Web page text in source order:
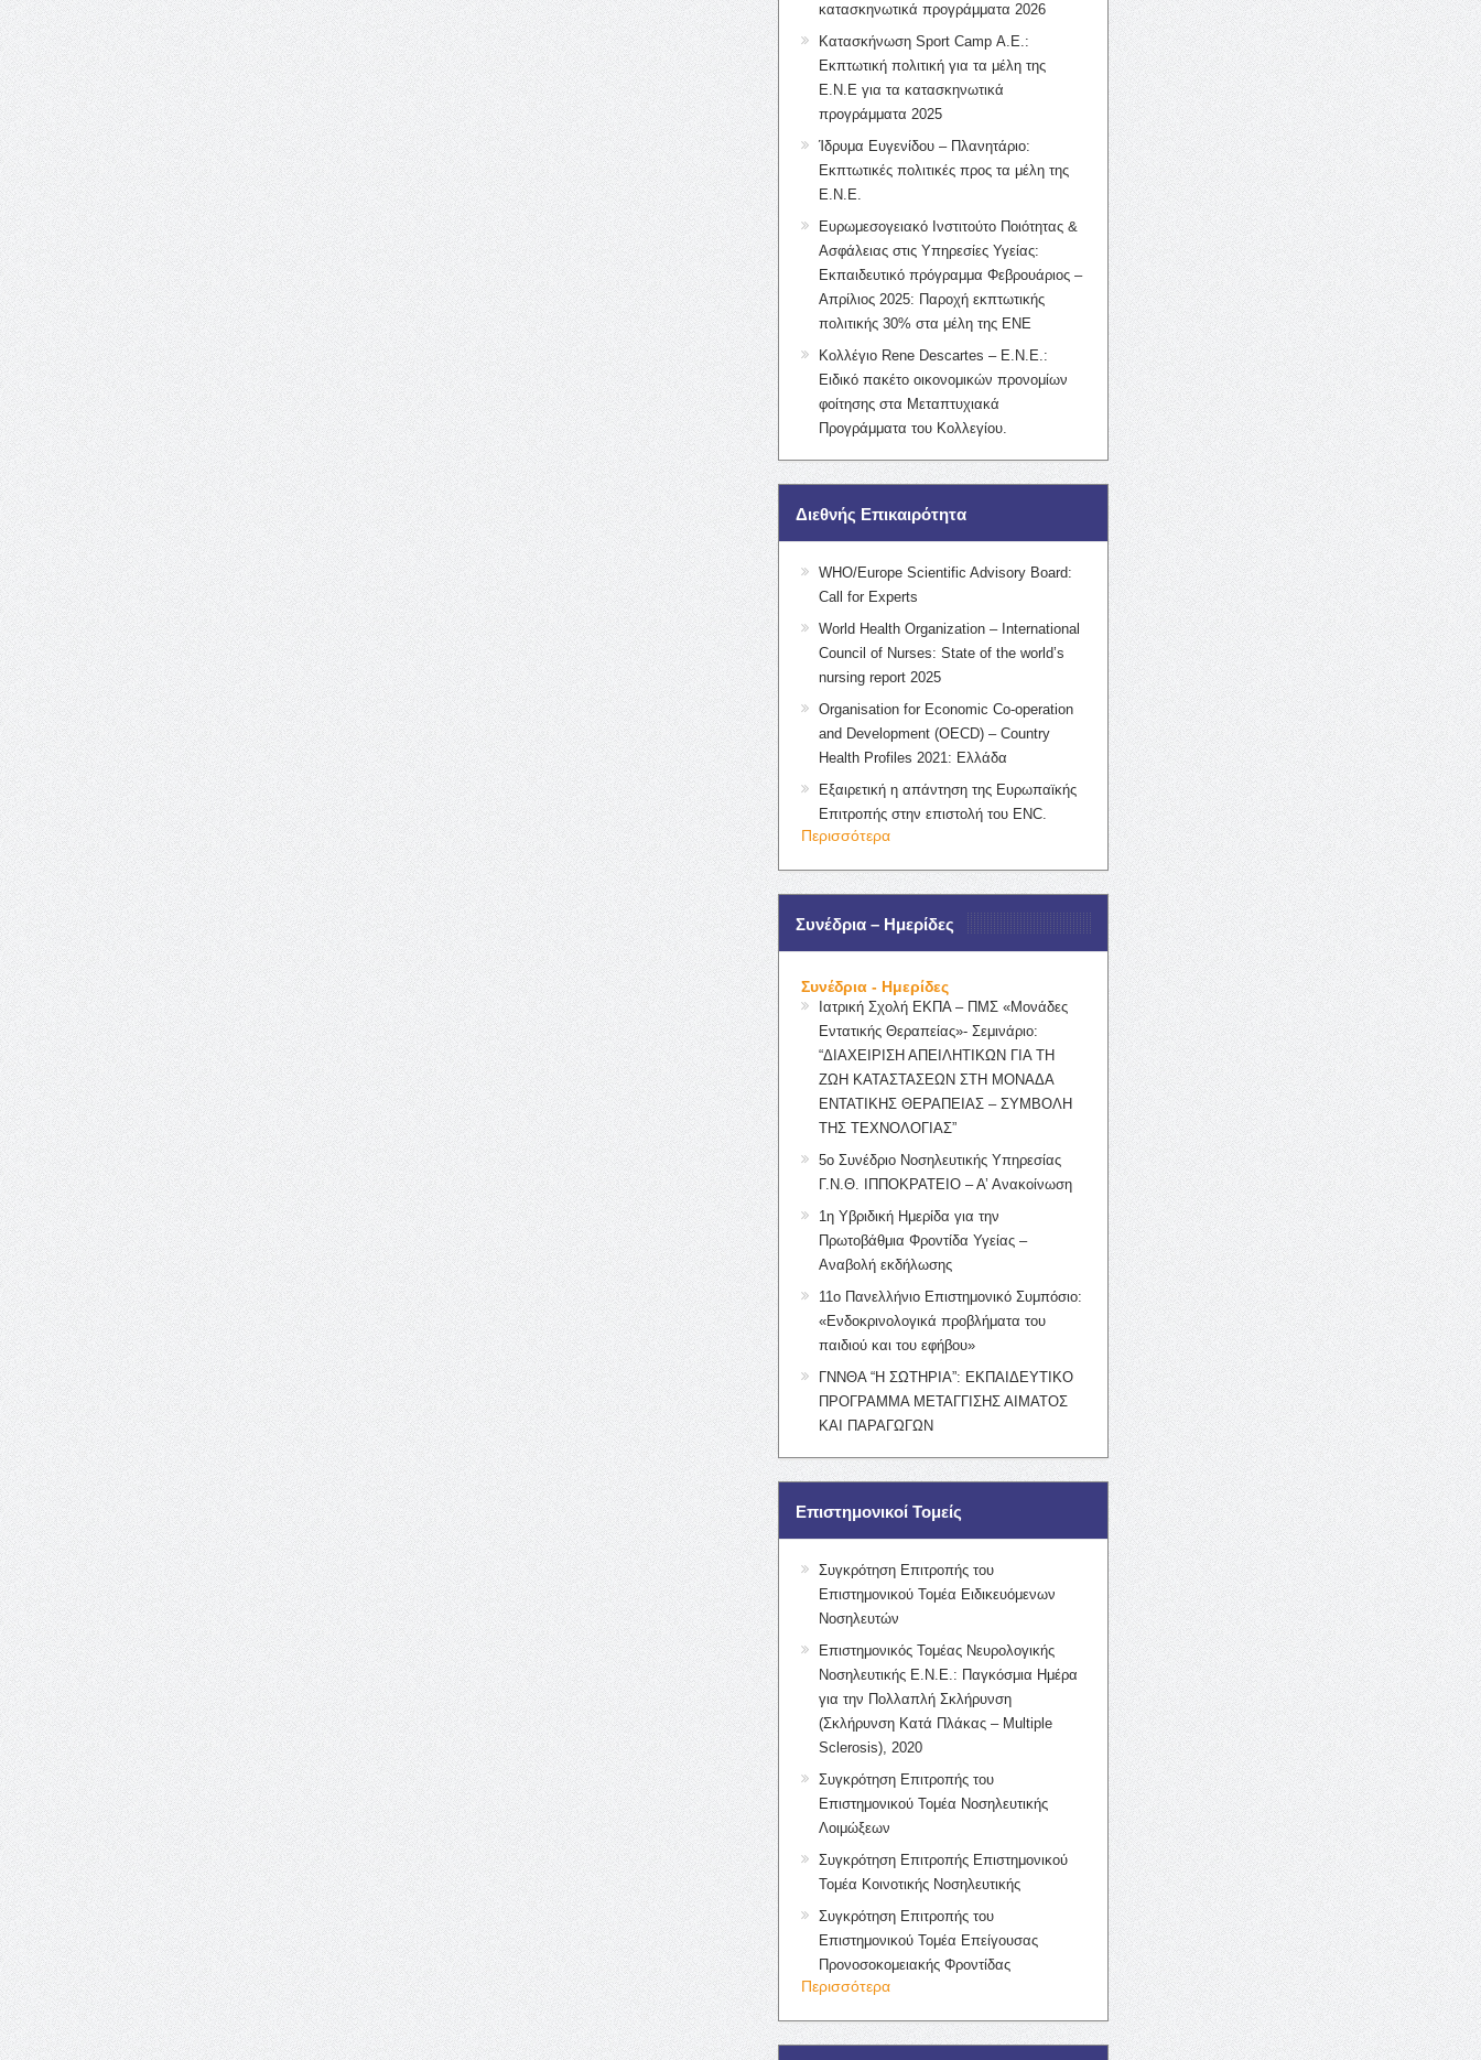
κατασκηνωτικά προγράμματα 2026
Κατασκήνωση Sport Camp Α.Ε.:
Εκπτωτική πολιτική για τα μέλη της
Ε.Ν.Ε για τα κατασκηνωτικά
προγράμματα 2025
Ίδρυμα Ευγενίδου – Πλανητάριο:
Εκπτωτικές πολιτικές προς τα μέλη της
Ε.Ν.Ε.
Ευρωμεσογειακό Ινστιτούτο Ποιότητας &
Ασφάλειας στις Υπηρεσίες Υγείας:
Εκπαιδευτικό πρόγραμμα Φεβρουάριος –
Απρίλιος 2025: Παροχή εκπτωτικής
πολιτικής 30% στα μέλη της ΕΝΕ
Κολλέγιο Rene Descartes – Ε.Ν.Ε.:
Ειδικό πακέτο οικονομικών προνομίων
φοίτησης στα Μεταπτυχιακά
Προγράμματα του Κολλεγίου.
Διεθνής Επικαιρότητα
WHO/Europe Scientific Advisory Board:
Call for Experts
World Health Organization – International
Council of Nurses: State of the world’s
nursing report 2025
Organisation for Economic Co-operation
and Development (OECD) – Country
Health Profiles 2021: Ελλάδα
Εξαιρετική η απάντηση της Ευρωπαϊκής
Επιτροπής στην επιστολή του ENC.
Περισσότερα
Συνέδρια – Ημερίδες
Συνέδρια - Ημερίδες
Ιατρική Σχολή ΕΚΠΑ – ΠΜΣ «Μονάδες
Εντατικής Θεραπείας»- Σεμινάριο:
“ΔΙΑΧΕΙΡΙΣΗ ΑΠΕΙΛΗΤΙΚΩΝ ΓΙΑ ΤΗ
ΖΩΗ ΚΑΤΑΣΤΑΣΕΩΝ ΣΤΗ ΜΟΝΑΔΑ
ΕΝΤΑΤΙΚΗΣ ΘΕΡΑΠΕΙΑΣ – ΣΥΜΒΟΛΗ
ΤΗΣ ΤΕΧΝΟΛΟΓΙΑΣ”
5ο Συνέδριο Νοσηλευτικής Υπηρεσίας
Γ.Ν.Θ. ΙΠΠΟΚΡΑΤΕΙΟ – Α’ Ανακοίνωση
1η Υβριδική Ημερίδα για την
Πρωτοβάθμια Φροντίδα Υγείας –
Αναβολή εκδήλωσης
11ο Πανελλήνιο Επιστημονικό Συμπόσιο:
«Ενδοκρινολογικά προβλήματα του
παιδιού και του εφήβου»
ΓΝΝΘΑ “Η ΣΩΤΗΡΙΑ”: ΕΚΠΑΙΔΕΥΤΙΚΟ
ΠΡΟΓΡΑΜΜΑ ΜΕΤΑΓΓΙΣΗΣ ΑΙΜΑΤΟΣ
ΚΑΙ ΠΑΡΑΓΩΓΩΝ
Επιστημονικοί Τομείς
Συγκρότηση Επιτροπής του
Επιστημονικού Τομέα Ειδικευόμενων
Νοσηλευτών
Επιστημονικός Τομέας Νευρολογικής
Νοσηλευτικής Ε.Ν.Ε.: Παγκόσμια Ημέρα
για την Πολλαπλή Σκλήρυνση
(Σκλήρυνση Κατά Πλάκας – Multiple
Sclerosis), 2020
Συγκρότηση Επιτροπής του
Επιστημονικού Τομέα Νοσηλευτικής
Λοιμώξεων
Συγκρότηση Επιτροπής Επιστημονικού
Τομέα Κοινοτικής Νοσηλευτικής
Συγκρότηση Επιτροπής του
Επιστημονικού Τομέα Επείγουσας
Προνοσοκομειακής Φροντίδας
Περισσότερα